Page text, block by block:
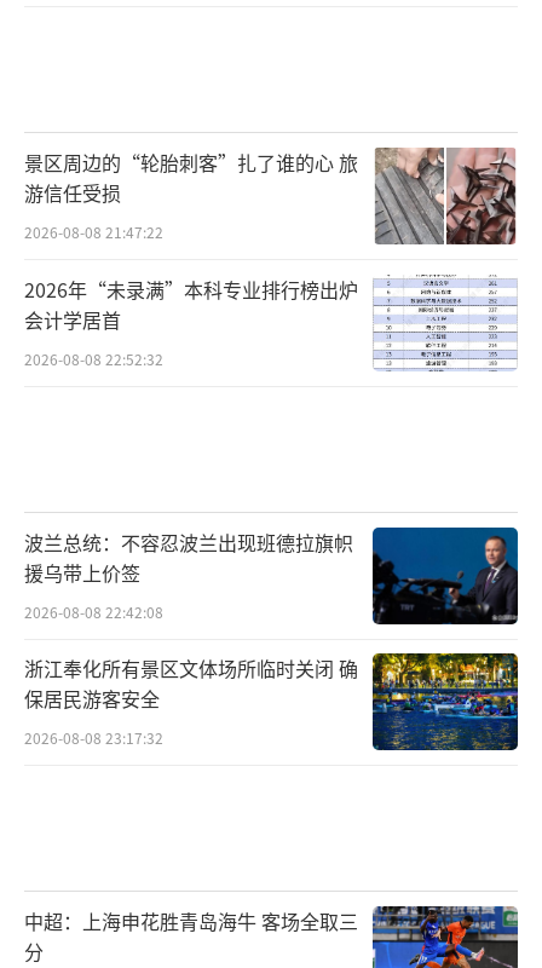
景区周边的“轮胎刺客”扎了谁的心 旅
游信任受损
2026-08-08 21:47:22
2026年“未录满”本科专业排行榜出炉
会计学居首
2026-08-08 22:52:32
波兰总统：不容忍波兰出现班德拉旗帜
援乌带上价签
2026-08-08 22:42:08
浙江奉化所有景区文体场所临时关闭 确
保居民游客安全
2026-08-08 23:17:32
中超：上海申花胜青岛海牛 客场全取三
分